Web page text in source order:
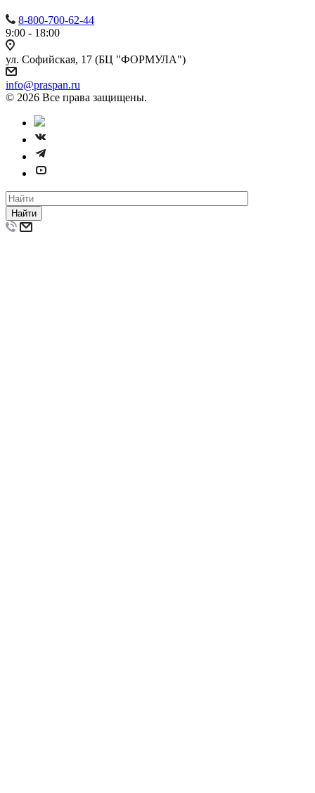
8-800-700-62-44
9:00 - 18:00
ул. Софийская, 17 (БЦ "ФОРМУЛА")
info@praspan.ru
© 2026 Все права защищены.
Найти